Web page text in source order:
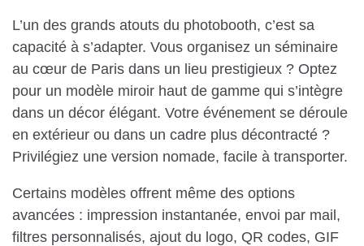
L’un des grands atouts du photobooth, c’est sa
capacité à s’adapter. Vous organisez un séminaire
au cœur de Paris dans un lieu prestigieux ? Optez
pour un modèle miroir haut de gamme qui s’intègre
dans un décor élégant. Votre événement se déroule
en extérieur ou dans un cadre plus décontracté ?
Privilégiez une version nomade, facile à transporter.
Certains modèles offrent même des options
avancées : impression instantanée, envoi par mail,
filtres personnalisés, ajout du logo, QR codes, GIF